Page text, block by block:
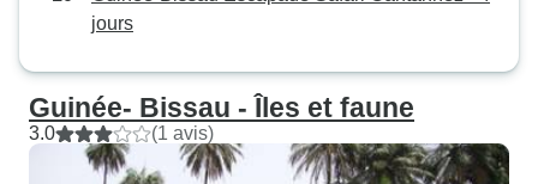
jours
Guinée- Bissau - Îles et faune
3.0 (1 avis)